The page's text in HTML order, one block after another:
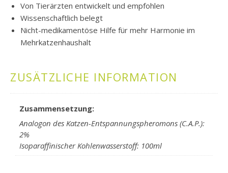
Von Tierärzten entwickelt und empfohlen
Wissenschaftlich belegt
Nicht-medikamentöse Hilfe für mehr Harmonie im
Mehrkatzenhaushalt
ZUSÄTZLICHE INFORMATION
Zusammensetzung:
Analogon des Katzen-Entspannungspheromons (C.A.P.):
2%
Isoparaffinischer Kohlenwasserstoff: 100ml